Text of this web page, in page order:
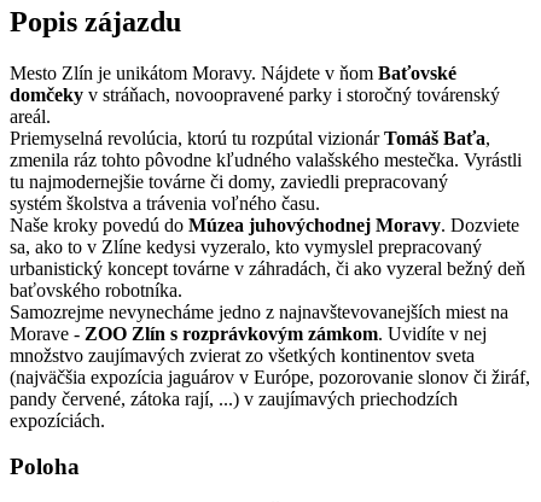
Popis zájazdu
Mesto Zlín je unikátom Moravy. Nájdete v ňom Baťovské
domčeky v stráňach, novoopravené parky i storočný továrenský
areál.
Priemyselná revolúcia, ktorú tu rozpútal vizionárTomáš Baťa,
zmenila ráz tohto pôvodne kľudného valašského mestečka. Vyrástli
tu najmodernejšie továrne či domy, zaviedli prepracovaný
systém školstva a trávenia voľného času.
Naše kroky povedú do Múzea juhovýchodnej Moravy. Dozviete
sa, ako to v Zlíne kedysi vyzeralo, kto vymyslel prepracovaný
urbanistický koncept továrne v záhradách, či ako vyzeral bežný deň
baťovského robotníka.
Samozrejme nevynecháme jedno z najnavštevovanejších miest na
Morave - ZOO Zlín s rozprávkovým zámkom. Uvidíte v nej
množstvo zaujímavých zvierat zo všetkých kontinentov sveta
(najväčšia expozícia jaguárov v Európe, pozorovanie slonov či žiráf,
pandy červené, zátoka rají, ...) v zaujímavých priechodzích
expozíciách.
Poloha